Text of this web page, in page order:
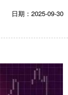
日期：2025-09-30